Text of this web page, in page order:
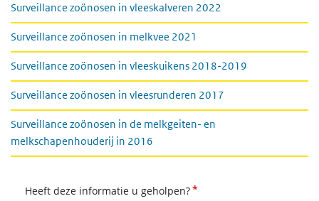
Surveillance zoönosen in vleeskalveren 2022
Surveillance zoönosen in melkvee 2021
Surveillance zoönosen in vleeskuikens 2018-2019
Surveillance zoönosen in vleesrunderen 2017
Surveillance zoönosen in de melkgeiten- en
melkschapenhouderij in 2016
Heeft deze informatie u geholpen?*